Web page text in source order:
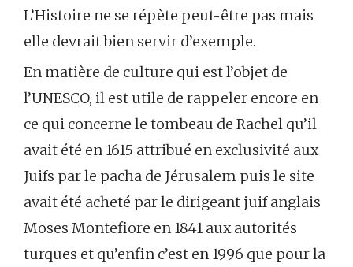
L’Histoire ne se répète peut-être pas mais
elle devrait bien servir d’exemple.
En matière de culture qui est l’objet de
l’UNESCO, il est utile de rappeler encore en
ce qui concerne le tombeau de Rachel qu’il
avait été en 1615 attribué en exclusivité aux
Juifs par le pacha de Jérusalem puis le site
avait été acheté par le dirigeant juif anglais
Moses Montefiore en 1841 aux autorités
turques et qu’enfin c’est en 1996 que pour la